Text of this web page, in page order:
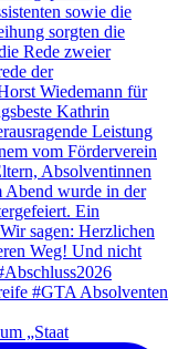
„Staat